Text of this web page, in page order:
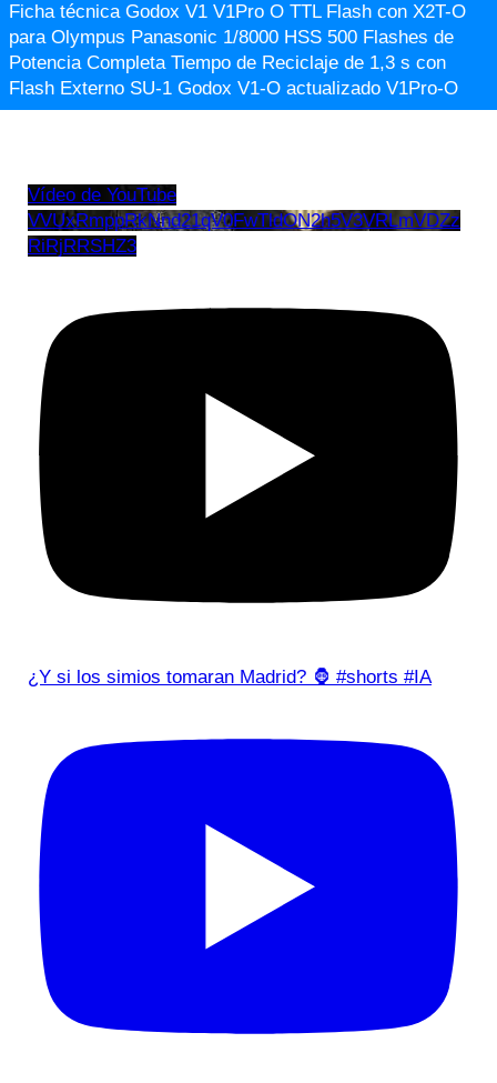
Ficha técnica Godox V1 V1Pro O TTL Flash con X2T-O
para Olympus Panasonic 1/8000 HSS 500 Flashes de
Potencia Completa Tiempo de Reciclaje de 1,3 s con
Flash Externo SU-1 Godox V1-O actualizado V1Pro-O
Vídeo de YouTube
VVUxRmppRkNnd21qV0FwTldON2h5V3VRLmVDZz
RiRjRRSHZ3
¿Y si los simios tomaran Madrid? 🦍 #shorts #IA